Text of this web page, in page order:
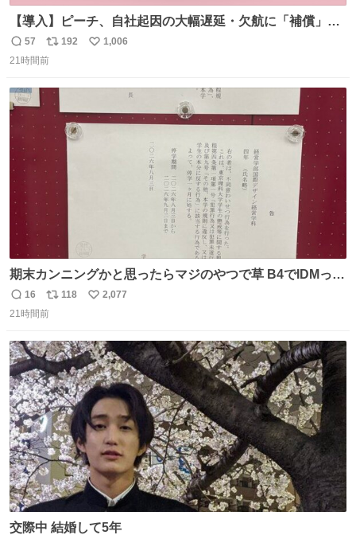
【導入】ピーチ、自社起因の大幅遅延・欠航に「補償」開
始へ news.livedoor.com/article/detail… 同社に起因する理
由によって大幅遅延や欠航が発生した場合、乗客が負担し
は1人あたり上限1万円、国際線は上限2万円まで支払う。
返
信
57
リ
ポ
数
192
い
1,006
21時間前
期末カンニングかと思ったらマジのやつで草 B4でIDMって
ことはおそらく就職だし、内定取り消し？ それと夏休み期
間の停学って無意味じゃね？
返
信
16
リ
ポ
ト
数
118
い
数
2,077
21時間前
交際中 結婚して5年